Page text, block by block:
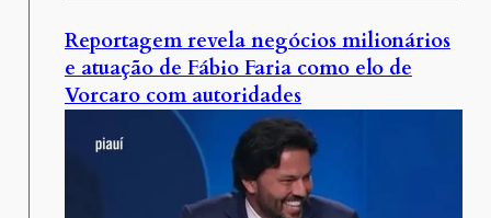
Reportagem revela negócios milionários
e atuação de Fábio Faria como elo de
Vorcaro com autoridades